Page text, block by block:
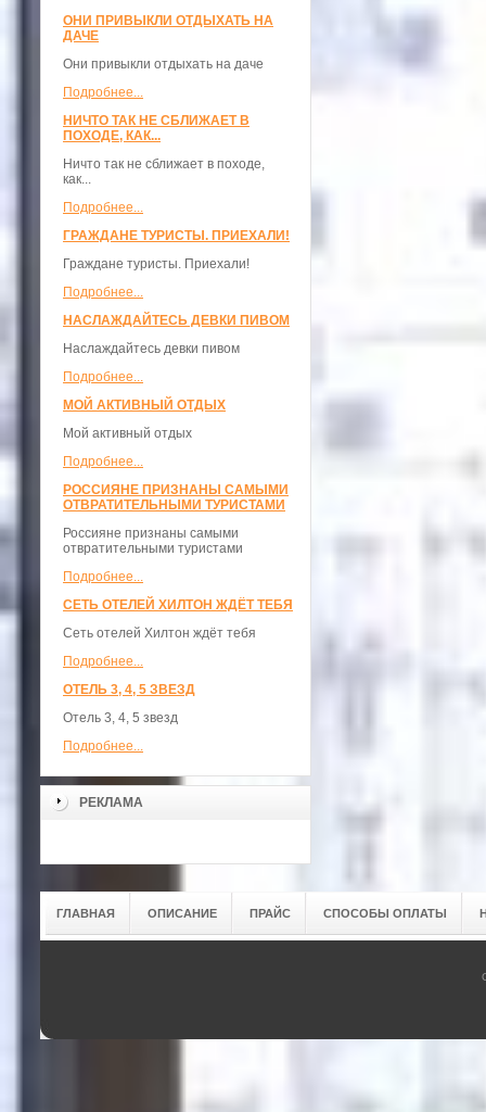
ОНИ ПРИВЫКЛИ ОТДЫХАТЬ НА
ДАЧЕ
Они привыкли отдыхать на даче
Подробнее...
НИЧТО ТАК НЕ СБЛИЖАЕТ В
ПОХОДЕ, КАК...
Ничто так не сближает в походе,
как...
Подробнее...
ГРАЖДАНЕ ТУРИСТЫ. ПРИЕХАЛИ!
Граждане туристы. Приехали!
Подробнее...
НАСЛАЖДАЙТЕСЬ ДЕВКИ ПИВОМ
Наслаждайтесь девки пивом
Подробнее...
МОЙ АКТИВНЫЙ ОТДЫХ
Мой активный отдых
Подробнее...
РОССИЯНЕ ПРИЗНАНЫ САМЫМИ
ОТВРАТИТЕЛЬНЫМИ ТУРИСТАМИ
Россияне признаны самыми
отвратительными туристами
Подробнее...
СЕТЬ ОТЕЛЕЙ ХИЛТОН ЖДЁТ ТЕБЯ
Сеть отелей Хилтон ждёт тебя
Подробнее...
ОТЕЛЬ 3, 4, 5 ЗВЕЗД
Отель 3, 4, 5 звезд
Подробнее...
РЕКЛАМА
ГЛАВНАЯ ОПИСАНИЕ ПРАЙС СПОСОБЫ ОПЛАТЫ